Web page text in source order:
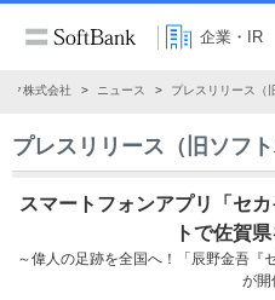
企業・IR
ク株式会社 ニュース プレスリリース（
プレスリリース（旧ソフト
スマートフォンアプリ「セ
トで佐賀
～偉人の足跡を全国へ！「辰野金吾『
が開